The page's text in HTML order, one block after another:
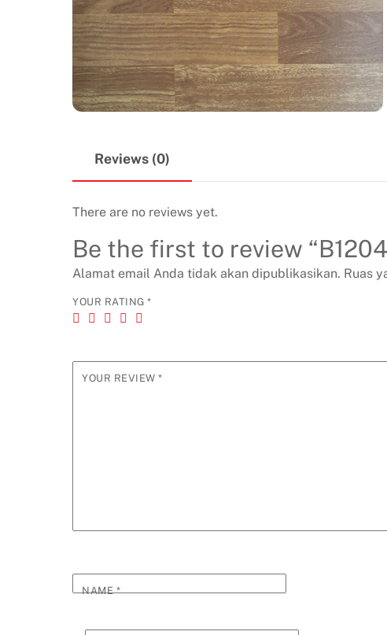
Reviews (0)
There are no reviews yet.
Be the first to review
Alamat email Anda tidak akan dipublikasikan. Ruas
YOUR RATING*
YOUR REVIEW*
NAME*